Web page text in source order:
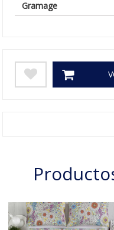
Gramage